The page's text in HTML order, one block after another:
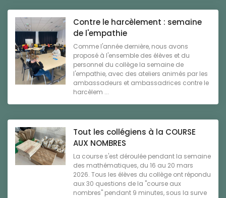
Contre le harcèlement : semaine
de l'empathie
Comme l'année dernière, nous avons
proposé à l'ensemble des élèves et du
personnel du collège la semaine de
l'empathie, avec des ateliers animés par les
ambassadeurs et ambassadrices contre le
harcèlem ...
Tout les collégiens à la COURSE
AUX NOMBRES
La course s'est déroulée pendant la semaine
des mathématiques, du 16 au 20 mars
2026. Tous les élèves du collège ont répondu
aux 30 questions de la "course aux
nombres" pendant 9 minutes, sous la surve